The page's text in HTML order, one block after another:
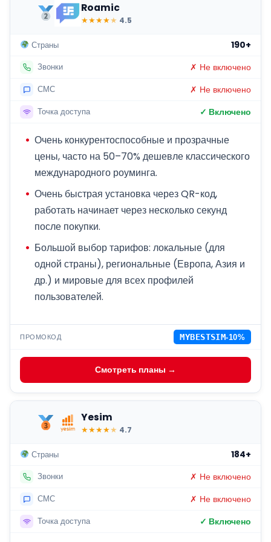
Roamic
★★★★★ 4.5
Страны 190+
Звонки ✗ Не включено
СМС ✗ Не включено
Точка доступа ✓ Включено
Очень конкурентоспособные и прозрачные
цены, часто на 50–70% дешевле классического
международного роуминга.
Очень быстрая установка через QR-код,
работать начинает через несколько секунд
после покупки.
Большой выбор тарифов: локальные (для
одной страны), региональные (Европа, Азия и
др.) и мировые для всех профилей
пользователей.
ПРОМОКОД MYBESTSIM-10%
Смотреть планы →
Yesim
★★★★★ 4.7
Страны 184+
Звонки ✗ Не включено
СМС ✗ Не включено
Точка доступа ✓ Включено